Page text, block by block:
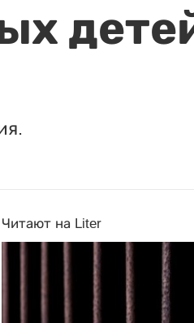
Читают на Liter